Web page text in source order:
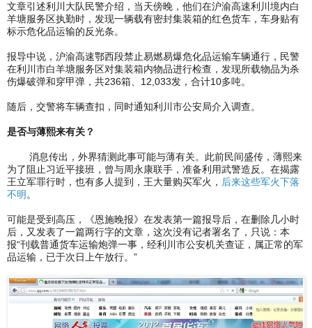
文章引述利川大队民警介绍，当天傍晚，他们在沪渝高速利川境内白
羊塘服务区执勤时，发现一辆载有密封集装箱的红色货车，车身贴有
标示危化品运输的反光条。
报导中说，沪渝高速鄂西段禁止易燃易爆危化品运输车辆通行，民警
在利川市白羊塘服务区对集装箱内物品进行检查，发现所载物品为杀
伤爆破弹和穿甲弹，共236箱、12,033发，合计10多吨。
随后，交警将车辆查扣，同时通知利川市公安局介入调查。
是否与薄熙来有关？
消息传出，外界猜测此事可能与薄有关。此前民间盛传，薄熙来
为了阻止习近平接班，曾与周永康联手，准备利用武警造反。在揭露
王立军罪行时，也有多人提到，王大量购买军火， 后来这些军火下落
不明 。
可能是受到高压，《恩施晚报》在发表第一篇报导后，在删除几小时
后，又发表了一篇两行字的文章，这次没有记者署名了，只说：本
报“刊载普通货车运输炮弹一事，经利川市公安机关查证，属正常的军
品运输，已于次日上午放行。”